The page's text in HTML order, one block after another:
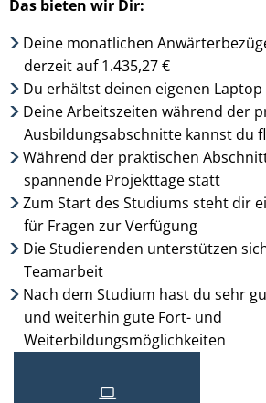
Das bieten wir Dir:
Deine monatlichen
derzeit auf 1.435,27 €
Du erhältst deinen eigenen Laptop
Deine Arbeitszeiten während der
Ausbildungsabschnitte kannst du
Während der praktischen
spannende Projekttage statt
Zum Start des Studiums steht dir
für Fragen zur Verfügung
Die Studierenden unterstützen
Teamarbeit
Nach dem Studium hast du sehr
und weiterhin gute Fort- und
Weiterbildungsmöglichkeiten